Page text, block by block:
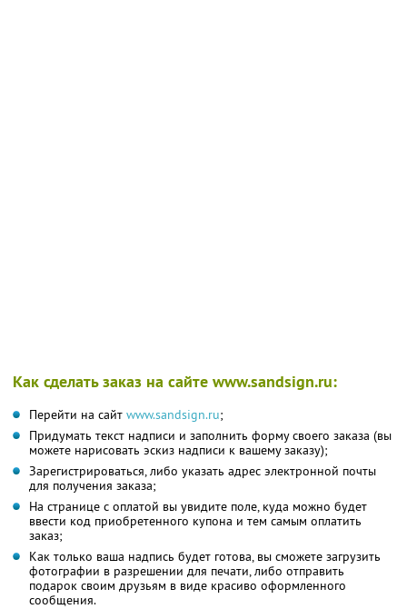
Как сделать заказ на сайте www.sandsign.ru:
Перейти на сайт www.sandsign.ru;
Придумать текст надписи и заполнить форму своего заказа (вы
можете нарисовать эскиз надписи к вашему заказу);
Зарегистрироваться, либо указать адрес электронной почты
для получения заказа;
На странице с оплатой вы увидите поле, куда можно будет
ввести код приобретенного купона и тем самым оплатить
заказ;
Как только ваша надпись будет готова, вы сможете загрузить
фотографии в разрешении для печати, либо отправить
подарок своим друзьям в виде красиво оформленного
сообщения.